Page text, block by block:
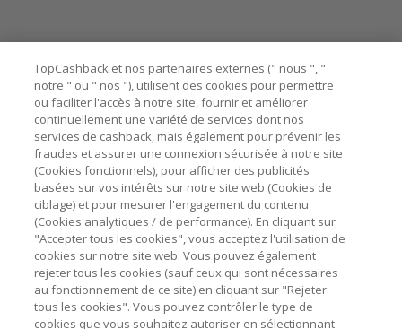
La validité et le montant du cashback sont calculés par les
marchands sur le montant hors TVA/taxes et hors frais de
livraison/d’emballage/de service.
L'utilisation de plugins tels que Honey, AdBlock, uBlock, Pi-
hole et VPN peut bloquer le suivi de votre commande.
Pour chaque nouvelle transaction, il faut revenir sur
TopCashback et cliquer sur le bouton rose de cashback
pour accéder au site marchand et faire votre achat.
Assurez-vous que le lien TopCashback est le dernier lien
utilisé pour visiter le site marchand avant de finaliser votre
achat.
Tout compte impliqué dans des commandes ou activités
frauduleuses pour manipuler le système de cashback sera
Astuces pour économiser
A propos de
Contactez-nous
Mentions légales
TopCashback et nos partenaires externes (" nous ", "
notre " ou " nos "), utilisent des cookies pour permettre
ou faciliter l'accès à notre site, fournir et améliorer
continuellement une variété de services dont nos
services de cashback, mais également pour prévenir les
fraudes et assurer une connexion sécurisée à notre site
(Cookies fonctionnels), pour afficher des publicités
basées sur vos intérêts sur notre site web (Cookies de
ciblage) et pour mesurer l'engagement du contenu
(Cookies analytiques / de performance). En cliquant sur
"Accepter tous les cookies", vous acceptez l'utilisation de
cookies sur notre site web. Vous pouvez également
rejeter tous les cookies (sauf ceux qui sont nécessaires
au fonctionnement de ce site) en cliquant sur "Rejeter
tous les cookies". Vous pouvez contrôler le type de
cookies que vous souhaitez autoriser en sélectionnant